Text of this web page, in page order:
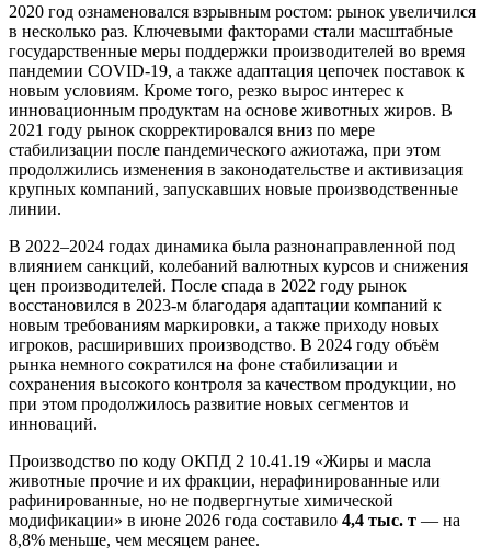
2020 год ознаменовался взрывным ростом: рынок увеличился
в несколько раз. Ключевыми факторами стали масштабные
государственные меры поддержки производителей во время
пандемии COVID-19, а также адаптация цепочек поставок к
новым условиям. Кроме того, резко вырос интерес к
инновационным продуктам на основе животных жиров. В
2021 году рынок скорректировался вниз по мере
стабилизации после пандемического ажиотажа, при этом
продолжились изменения в законодательстве и активизация
крупных компаний, запускавших новые производственные
линии.
В 2022–2024 годах динамика была разнонаправленной под
влиянием санкций, колебаний валютных курсов и снижения
цен производителей. После спада в 2022 году рынок
восстановился в 2023-м благодаря адаптации компаний к
новым требованиям маркировки, а также приходу новых
игроков, расширивших производство. В 2024 году объём
рынка немного сократился на фоне стабилизации и
сохранения высокого контроля за качеством продукции, но
при этом продолжилось развитие новых сегментов и
инноваций.
Производство по коду ОКПД 2 10.41.19 «Жиры и масла
животные прочие и их фракции, нерафинированные или
рафинированные, но не подвергнутые химической
модификации» в июне 2026 года составило 4,4 тыс. т — на
8,8% меньше, чем месяцем ранее.